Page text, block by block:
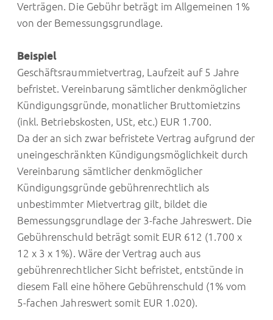
Verträgen. Die Gebühr beträgt im Allgemeinen 1%
von der Bemessungsgrundlage.
Beispiel
Geschäftsraummietvertrag, Laufzeit auf 5 Jahre
befristet. Vereinbarung sämtlicher denkmöglicher
Kündigungsgründe, monatlicher Bruttomietzins
(inkl. Betriebskosten, USt, etc.) EUR 1.700.
Da der an sich zwar befristete Vertrag aufgrund der
uneingeschränkten Kündigungsmöglichkeit durch
Vereinbarung sämtlicher denkmöglicher
Kündigungsgründe gebührenrechtlich als
unbestimmter Mietvertrag gilt, bildet die
Bemessungsgrundlage der 3-fache Jahreswert. Die
Gebührenschuld beträgt somit EUR 612 (1.700 x
12 x 3 x 1%). Wäre der Vertrag auch aus
gebührenrechtlicher Sicht befristet, entstünde in
diesem Fall eine höhere Gebührenschuld (1% vom
5-fachen Jahreswert somit EUR 1.020).